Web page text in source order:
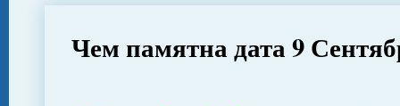
Чем памятна дата 9